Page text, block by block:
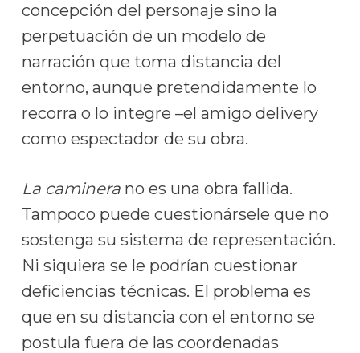
concepción del personaje sino la
perpetuación de un modelo de
narración que toma distancia del
entorno, aunque pretendidamente lo
recorra o lo integre –el amigo delivery
como espectador de su obra.
La caminerano es una obra fallida.
Tampoco puede cuestionársele que no
sostenga su sistema de representación.
Ni siquiera se le podrían cuestionar
deficiencias técnicas. El problema es
que en su distancia con el entorno se
postula fuera de las coordenadas